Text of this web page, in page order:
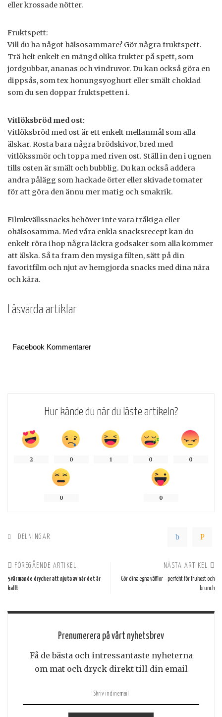
eller krossade nötter.
Fruktspett:
Vill du ha något hälsosammare? Gör några fruktspett.
Trä helt enkelt en mängd olika frukter på spett, som
jordgubbar, ananas och vindruvor. Du kan också göra en
dippsås, som tex honungsyoghurt eller smält choklad
som du sen doppar fruktspetten i.
Vitlöksbröd med ost:
Vitlöksbröd med ost är ett enkelt mellanmål som alla
älskar. Rosta bara några brödskivor, bred med
vitlökssmör och toppa med riven ost. Ställ in den i ugnen
tills osten är smält och bubblig. Du kan också addera
andra pålägg som hackade örter eller skivade tomater
för att göra den ännu mer matig och smakrik.
Filmkvällssnacks behöver inte vara tråkiga eller
ohälsosamma. Med våra enkla snacksrecept kan du
enkelt röra ihop några läckra godsaker som alla kommer
att älska. Så ta fram den mysiga filten, sätt på din
favoritfilm och njut av hemgjorda snacks med dina nära
och kära.
Läsvärda artiklar
Facebook Kommentarer
Hur kände du när du läste artikeln?
2 0 1 0 0
0 0
DELNINGAR
FÖREGÅENDE ARTIKEL
5 värmande drycker att njuta av när det är
kallt
NÄSTA ARTIKEL
Gör dina egna våfflor – perfekt för frukost och
brunch
Prenumerera på vårt nyhetsbrev
Få de bästa och intressantaste nyheterna
om mat och dryck direkt till din email